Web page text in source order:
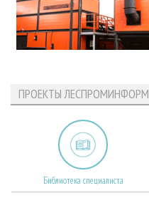
ПРОЕКТЫ ЛЕСПРОМИНФОРМ
Библиотека специалиста